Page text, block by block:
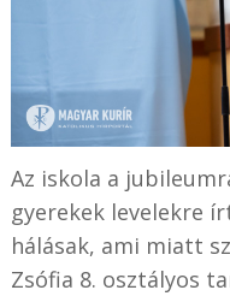
Az iskola a
gyerekek levelekre
hálásak, ami miatt
Zsófia 8. osztályos